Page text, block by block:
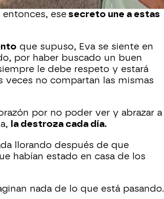
amigo de la familia que
esesecreto une a estas
que supuso, Eva se siente en
por haber buscado un buen
le debe respeto y estará
veces no compartan las mismas
por no poder ver y abrazar a
la destroza cada día.
llorando después de que
habían estado en casa de los
nada de lo que está pasando.